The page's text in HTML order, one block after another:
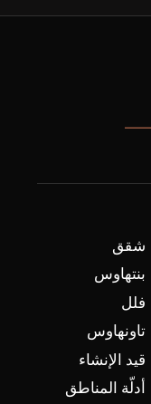
شقق
بنتهاوس
فلل
تاونهاوس
قيد الإنشاء
أدلّة المناطق